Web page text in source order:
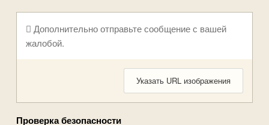
Дополнительно отправьте сообщение с вашей
жалобой.
Указать URL изображения
Проверка безопасности